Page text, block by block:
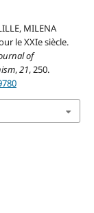
MILENA
le XXIe siècle.
of
,21, 250.